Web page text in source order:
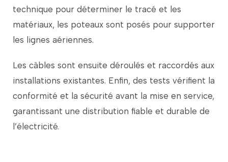
technique pour déterminer le tracé et les
matériaux, les poteaux sont posés pour supporter
les lignes aériennes.
Les câbles sont ensuite déroulés et raccordés aux
installations existantes. Enfin, des tests vérifient la
conformité et la sécurité avant la mise en service,
garantissant une distribution fiable et durable de
l’électricité.